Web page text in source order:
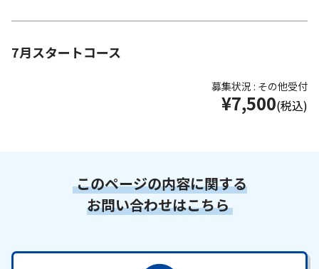
7月スタートコース
募集状況 : その他受付
¥7,500(税込)
このページの内容に関する
お問い合わせはこちら